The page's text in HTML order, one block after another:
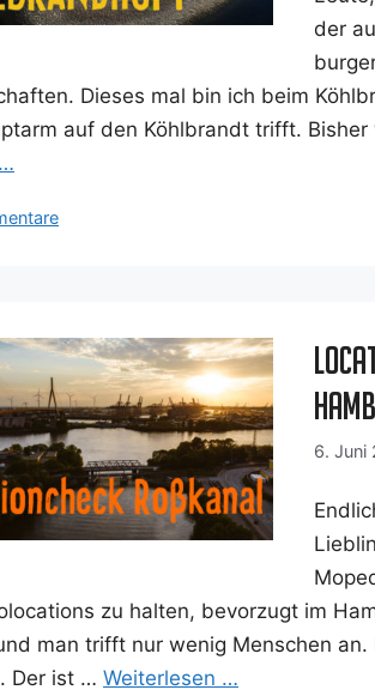
der
Die­ses mal bin ich beim
auf den Köhl­brandt trifft.
6. Juni
zu hal­ten, bevor­zugt im
man trifft nur wenig Men­schen
Der ist … Wei­ter­le­sen …